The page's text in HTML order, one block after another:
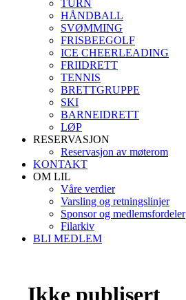
TURN
HÅNDBALL
SVØMMING
FRISBEEGOLF
ICE CHEERLEADING
FRIIDRETT
TENNIS
BRETTGRUPPE
SKI
BARNEIDRETT
LØP
RESERVASJON
Reservasjon av møterom
KONTAKT
OM LIL
Våre verdier
Varsling og retningslinjer
Sponsor og medlemsfordeler
Filarkiv
BLI MEDLEM
Ikke publisert